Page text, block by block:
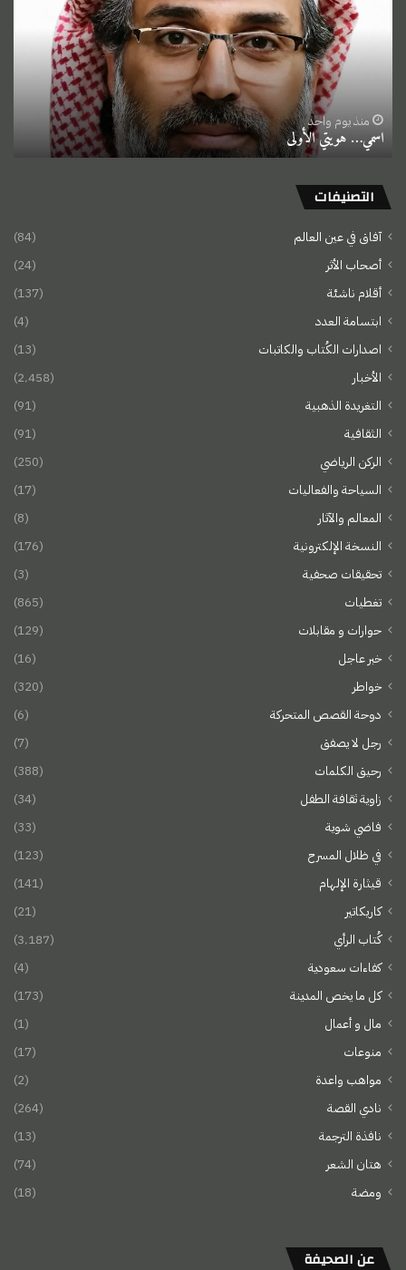
منذ يوم واحد
اسمي… هويتي الأولى
التصنيفات
آفاق في عين العالم
(84)
أصحاب الأثر
(24)
أقلام ناشئة
(137)
ابتسامة العدد
(4)
اصدارات الكُتاب والكاتبات
(13)
الأخبار
(2٬458)
التغريدة الذهبية
(91)
الثقافية
(91)
الركن الرياضي
(250)
السياحة والفعاليات
(17)
المعالم والآثار
(8)
النسخة الإلكترونية
(176)
تحقيقات صحفية
(3)
تغطيات
(865)
حوارات و مقابلات
(129)
خبر عاجل
(16)
خواطر
(320)
دوحة القصص المتحركة
(6)
رجل لا يصفق
(7)
رحيق الكلمات
(388)
زاوية ثقافة الطفل
(34)
فاضي شوية
(33)
في ظلال المسرح
(123)
قيثارة الإلهام
(141)
كاريكاتير
(21)
كُتاب الرأي
(3٬187)
كفاءات سعودية
(4)
كل ما يخص المدينة
(173)
مال و أعمال
(1)
منوعات
(17)
مواهب واعدة
(2)
نادي القصة
(264)
نافذة الترجمة
(13)
هتان الشعر
(74)
ومضة
(18)
عن الصحيفة